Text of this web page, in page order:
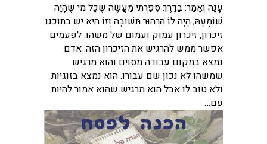
עָנָה וְאָמַר: בַּדֶּרֶךְ סִפַּרְתִּי מַעֲשֶׂה שֶׁכָּל מִי שֶׁהָיָה
שׁוֹמְעָהּ, הָיָה לוֹ הִרְהוּר תְּשׁוּבָה וְזוֹ הִיא יש בתוכנו
זיכרון, זיכרון עמוק ועמום של משהו. לפעמים
אפשר ממש להרגיש את הזיכרון הזה. אדם
נמצא במקום עבודה מסוים והוא מרגיש
שמשהו לא נכון שם עבורו. הוא נמצא בזוגיות
ולא טוב לו אבל הוא מרגיש שהוא אמור להיות
עם…